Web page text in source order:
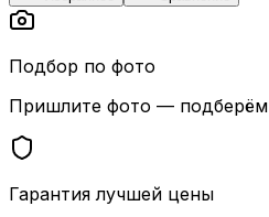
Подбор по фото
Пришлите фото — подберём
Гарантия лучшей цены